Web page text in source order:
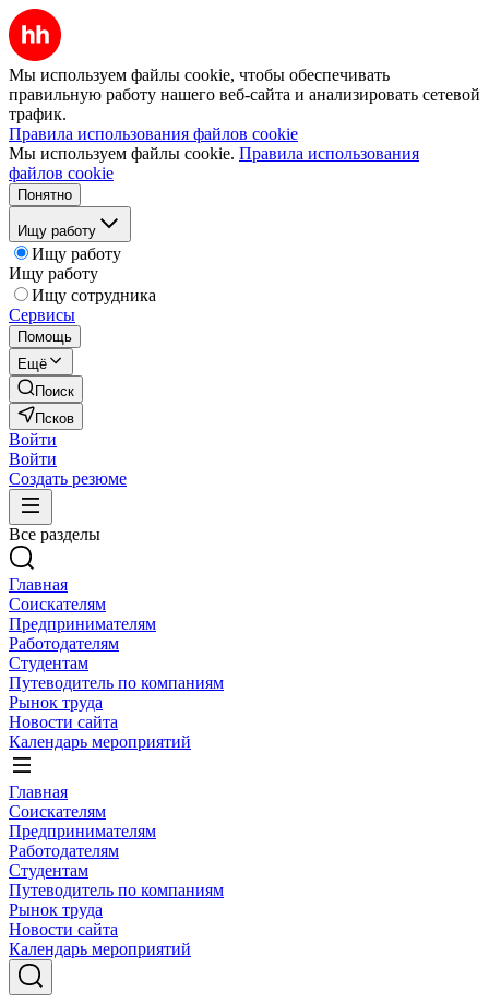
Мы используем файлы cookie, чтобы обеспечивать
правильную работу нашего веб-сайта и анализировать сетевой
трафик.
Правила использования файлов cookie
Мы используем файлы cookie. Правила использования
файлов cookie
Понятно
Ищу работу
Ищу работу
Ищу работу
Ищу сотрудника
Сервисы
Помощь
Ещё
Поиск
Псков
Войти
Войти
Создать резюме
Все разделы
Главная
Соискателям
Предпринимателям
Работодателям
Студентам
Путеводитель по компаниям
Рынок труда
Новости сайта
Календарь мероприятий
Главная
Соискателям
Предпринимателям
Работодателям
Студентам
Путеводитель по компаниям
Рынок труда
Новости сайта
Календарь мероприятий